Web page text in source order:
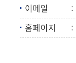
이메일
홈페이지